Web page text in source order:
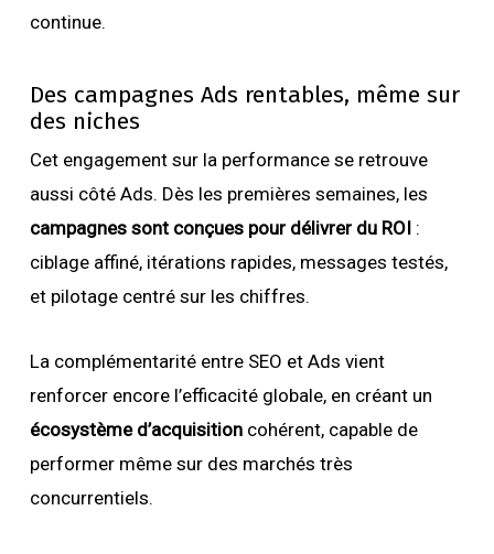
continue.
Des campagnes Ads rentables, même sur
des niches
Cet engagement sur la performance se retrouve
aussi côté Ads. Dès les premières semaines, les
campagnes sont conçues pour délivrer du ROI :
ciblage affiné, itérations rapides, messages testés,
et pilotage centré sur les chiffres.
La complémentarité entre SEO et Ads vient
renforcer encore l’efficacité globale, en créant un
écosystème d’acquisitioncohérent, capable de
performer même sur des marchés très
concurrentiels.